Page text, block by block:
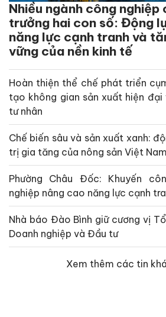
Nhiều ngành công
trưởng hai con số: Động
năng lực cạnh tranh và
vững của nền kinh tế
Hoàn thiện thể chế phát triển
tạo không gian sản xuất hiện
tư nhân
Chế biến sâu và sản xuất xanh:
trị gia tăng của nông sản Việt Nam
Phường Châu Đốc: Khuyến
nghiệp nâng cao năng lực cạnh
Nhà báo Đào Bình giữ cương vị
Doanh nghiệp và Đầu tư
Xem thêm các tin